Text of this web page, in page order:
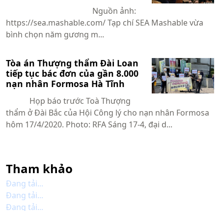
Nguồn ảnh:
https://sea.mashable.com/ Tạp chí SEA Mashable vừa
bình chọn năm gương m...
Tòa án Thượng thẩm Đài Loan
tiếp tục bác đơn của gần 8.000
nạn nhân Formosa Hà Tĩnh
Họp báo trước Toà Thượng
thẩm ở Đài Bắc của Hội Công lý cho nạn nhân Formosa
hôm 17/4/2020. Photo: RFA Sáng 17-4, đại d...
Tham khảo
Đang tải...
Đang tải...
Đang tải...